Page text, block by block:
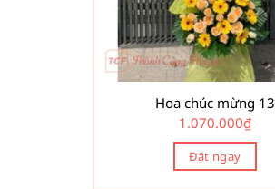
Hoa chúc mừng 13
1.070.000₫
Đặt ngay